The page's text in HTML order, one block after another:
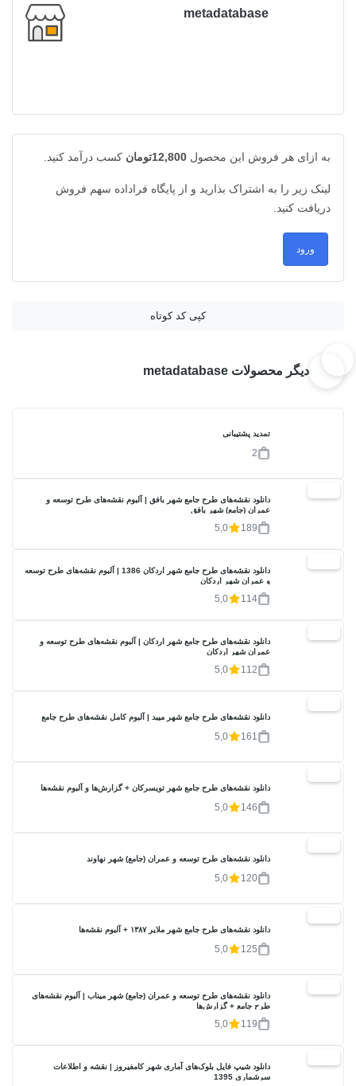
metadatabase
به ازای هر فروش این محصول 12,800تومان کسب درآمد کنید.
لینک زیر را به اشتراک بذارید و از پایگاه فراداده سهم فروش
دریافت کنید.
ورود
کپی کد کوتاه
دیگر محصولات metadatabase
تمدید پشتیبانی
2
دانلود نقشه‌های طرح جامع شهر بافق | آلبوم نقشه‌های طرح توسعه و
عمران (جامع) شهر بافق
189
5,0
دانلود نقشه‌های طرح جامع شهر اردکان 1386 | آلبوم نقشه‌های طرح توسعه
و عمران شهر اردکان
114
5,0
دانلود نقشه‌های طرح جامع شهر اردکان | آلبوم نقشه‌های طرح توسعه و
عمران شهر اردکان
112
5,0
دانلود نقشه‌های طرح جامع شهر میبد | آلبوم کامل نقشه‌های طرح جامع
161
5,0
دانلود نقشه‌های طرح جامع شهر تویسرکان + گزارش‌ها و آلبوم نقشه‌ها
146
5,0
دانلود نقشه‌های طرح توسعه و عمران (جامع) شهر نهاوند
120
5,0
دانلود نقشه‌های طرح جامع شهر ملایر ۱۳۸۷ + آلبوم نقشه‌ها
125
5,0
دانلود نقشه‌های طرح توسعه و عمران (جامع) شهر میناب | آلبوم نقشه‌های
طرح جامع + گزارش‌ها
119
5,0
دانلود شیپ فایل بلوک‌های آماری شهر کامفیروز | نقشه و اطلاعات
سرشماری 1395